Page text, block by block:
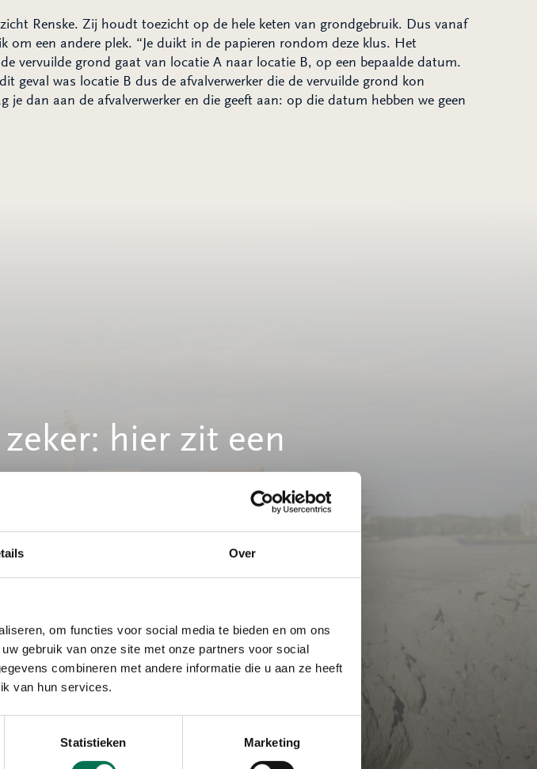
Over
om functies voor social media te bieden en om ons
gebruik van onze site met onze partners voor social
combineren met andere informatie die u aan ze heeft
van hun services.
Statistieken Marketing
Renske. Zij houdt toezicht op de hele keten van grondgebruik. Dus vanaf
een andere plek. “Je duikt in de papieren rondom deze klus. Het
vervuilde grond gaat van locatie A naar locatie B, op een bepaalde datum.
geval was locatie B dus de afvalverwerker die de vervuilde grond kon
dan aan de afvalverwerker en die geeft aan: op die datum hebben we geen
hier zit een